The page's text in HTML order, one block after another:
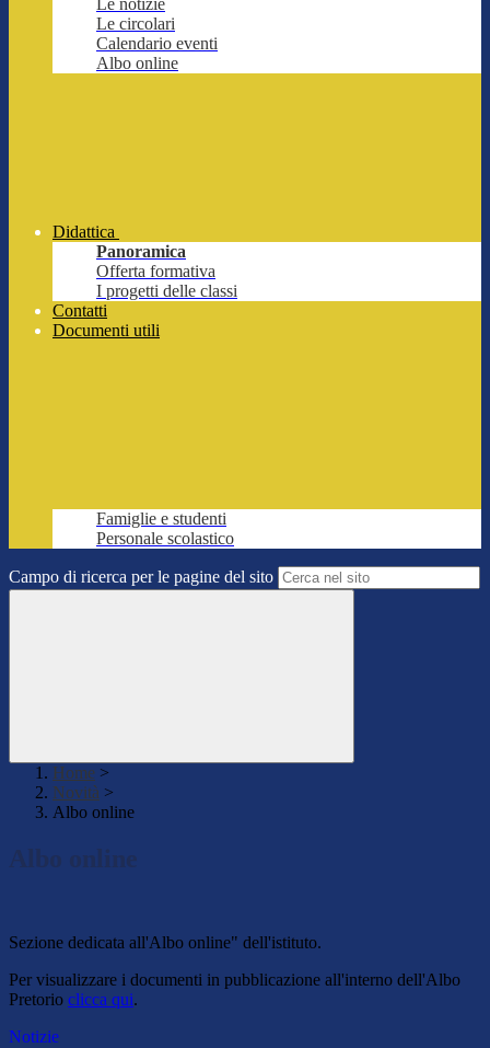
Le notizie
Le circolari
Calendario eventi
Albo online
Didattica
Panoramica
Offerta formativa
I progetti delle classi
Contatti
Documenti utili
Famiglie e studenti
Personale scolastico
Campo di ricerca per le pagine del sito
Home >
Novità >
Albo online
Albo online
Sezione dedicata all'Albo online" dell'istituto.
Per visualizzare i documenti in pubblicazione all'interno dell'Albo
Pretorio clicca qui.
Notizie